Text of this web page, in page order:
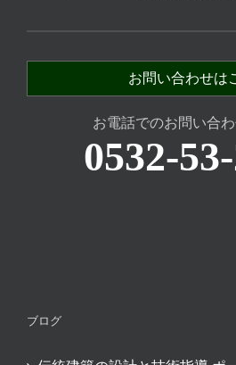
お問い合わせは
お電話でのお問い合
0532-
ブログ